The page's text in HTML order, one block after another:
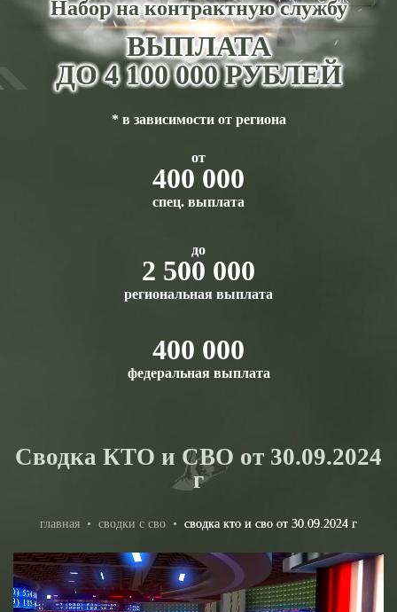
Набор на контрактную службу
ВЫПЛАТА
ДО 4 100 000 РУБЛЕЙ
* в зависимости от региона
от
400 000
спец. выплата
до
2 500 000
региональная выплата
400 000
федеральная выплата
Сводка КТО и СВО от 30.09.2024
г
главная • сводки с сво • сводка кто и сво от 30.09.2024 г